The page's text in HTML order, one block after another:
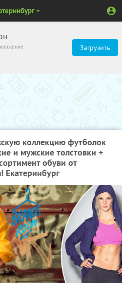
Загрузить
коллекцию футболок
и мужские толстовки +
обуви от
Екатеринбург